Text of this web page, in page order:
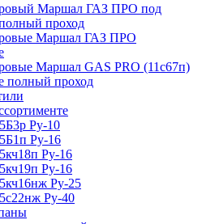
Маршал ГАЗ ПРО под
проход
Маршал ГАЗ ПРО
Маршал GAS PRO (11с67п)
полный проход
Ру-10
Ру-16
Ру-16
Ру-16
Ру-25
Ру-40